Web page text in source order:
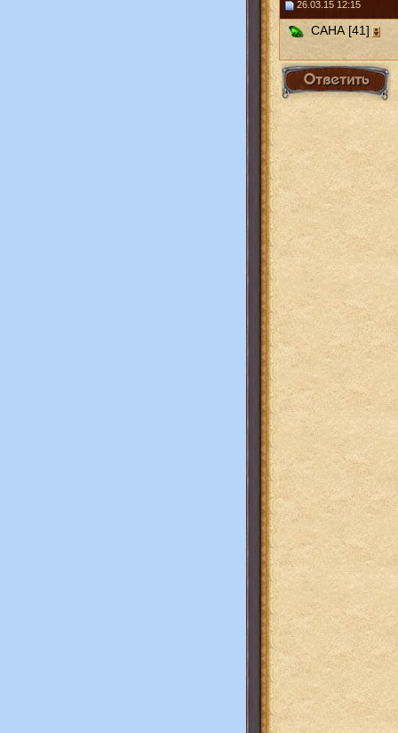
26.03.15 12:15
САНА [41]